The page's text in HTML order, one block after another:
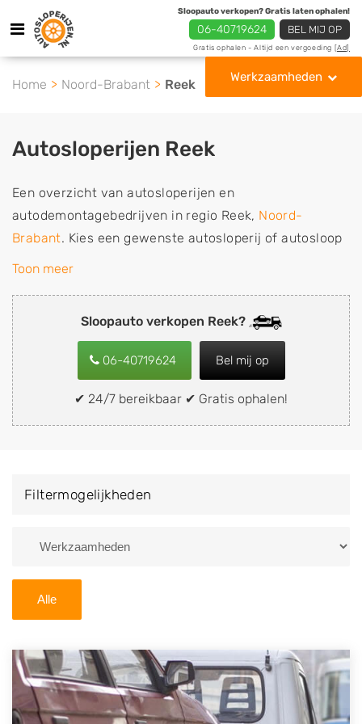
Sloopauto verkopen? Gratis laten ophalen!
06-40719624 BEL MIJ OP
Gratis ophalen - Altijd een vergoeding [Ad]
Werkzaamheden
Home Noord-Brabant Reek
Sloopauto verkopen Reek?
06-40719624 Bel mij op
✔ 24/7 bereikbaar ✔ Gratis ophalen!
Autosloperijen Reek
Een overzicht van autosloperijen en
autodemontagebedrijven in regio Reek, Noord-
Brabant. Kies een gewenste autosloperij of autosloop
uit de lijst die gespecialiseerd is in de verkoop van
de inkoop van sloopauto's, schadeauto's en
tweedehands auto's (ook zonder apk keuring). Wilt u
uw auto, camper, vrachtwagen, motor of brommobiel
snel en eenvoudig verkopen aan een
demontagebedrijf in de buurt, deze zelf wegbrengen
naar de sloop of deze liever laten ophalen op een
van Reek en ontvang een vergoeding voor uw oude of
Zoekt u liever naar een sloperij in een andere plaats of
U kunt er ook voor kiezen om direct uw sloopauto te
verkopen en op te laten halen door de Sloopauto
Ophaaldienst van Autosloperijen.nl. Wij kunnen uw
auto gratis ophalen in Reek. Neem telefonisch
Toon meer
Filtermogelijkheden
Alle